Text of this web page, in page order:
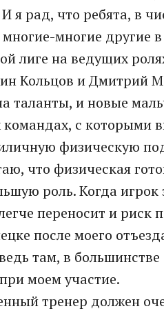
я рад, что ребята, в
многие другие
лиге на ведущих
Кольцов и Дмитрий
таланты, и новые
с которыми
физическую
что физическая
роль. Когда
переносит и риск
после моего
там, в
моем участие.
тренер должен